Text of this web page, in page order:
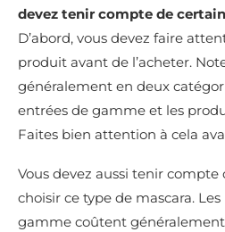
devez tenir compte de
D’abord, vous devez faire
produit avant de l’acheter.
généralement en deux
entrées de gamme et les
Faites bien attention à cela
Vous devez aussi tenir compte
choisir ce type de mascara.
gamme coûtent